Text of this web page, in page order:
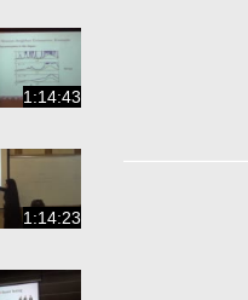
1:14:43
1:14:23